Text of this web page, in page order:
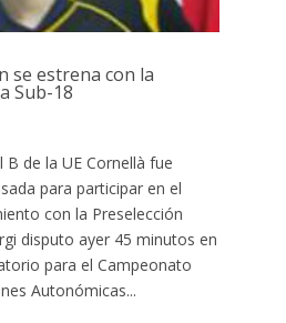
se estrena con la
Sub-18
B de la UE Cornellà fue
para participar en el
con la Preselección
disputo ayer 45 minutos en
para el Campeonato
Autonómicas...